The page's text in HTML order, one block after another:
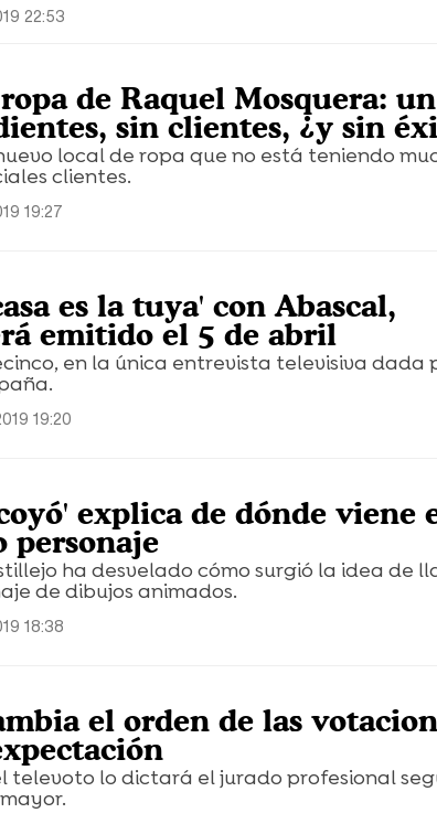
22:53
de Raquel Mosquera: un
sin clientes, ¿y sin
local de ropa que no está teniendo
clientes.
19:27
es la tuya' con Abascal,
emitido el 5 de abril
en la única entrevista televisiva dada
19:20
explica de dónde viene
personaje
ha desvelado cómo surgió la idea de
de dibujos animados.
18:38
el orden de las
televoto lo dictará el jurado profesional